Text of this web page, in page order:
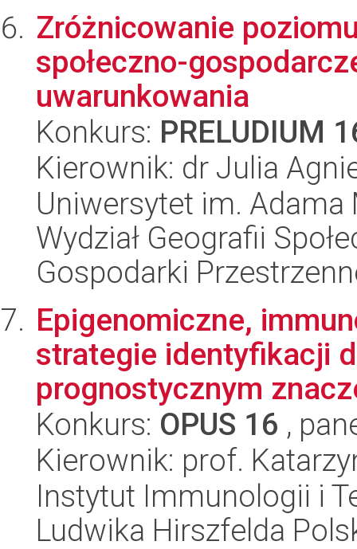
Zróżnicowanie
społeczno-
uwarunkowania
Konkurs: PRELUDIUM
Kierownik: dr Julia
Uniwersytet im.
Wydział Geografii
Gospodarki
Epigenomiczne,
strategie identyfikacji
prognostycznym
Konkurs: OPUS 16 ,
Kierownik: prof.
Instytut Immunologii i
Ludwika Hirszfelda